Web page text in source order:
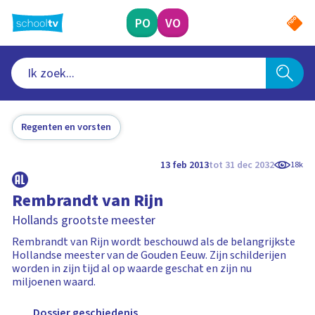
naar
hoofdinhoud
PO VO
Regenten en vorsten
13 feb 2013tot 31 dec 2032 18k
Rembrandt van Rijn
Hollands grootste meester
Rembrandt van Rijn wordt beschouwd als de belangrijkste
Hollandse meester van de Gouden Eeuw. Zijn schilderijen
worden in zijn tijd al op waarde geschat en zijn nu
miljoenen waard.